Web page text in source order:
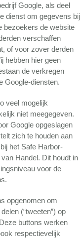
Google, als deel
dienst om gegevens bij
bezoekers de website
verschaffen
of voor zover derden
hebben hier geen
de verkregen
Google-diensten.
veel mogelijk
niet meegegeven.
Google opgeslagen
zich te houden aan
het Safe Harbor-
Handel. Dit houdt in
voor de
opgenomen om
(“tweeten”) op
buttons werken
respectievelijk